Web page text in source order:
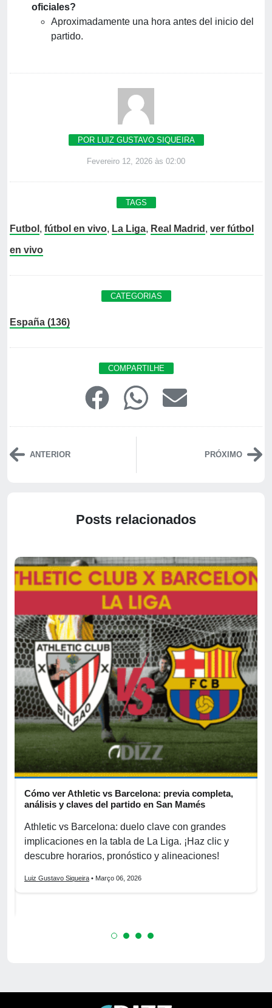
oficiales?
Aproximadamente una hora antes del inicio del
partido.
POR LUIZ GUSTAVO SIQUEIRA
Fevereiro 12, 2026 às 02:00
TAGS
Futbol , fútbol en vivo, La Liga, Real Madrid , ver fútbol
en vivo
CATEGORIAS
España (136)
COMPARTILHE
ANTERIOR PRÓXIMO
Posts relacionados
Cómo ver Athletic vs Barcelona: previa completa,
análisis y claves del partido en San Mamés
Athletic vs Barcelona: duelo clave con grandes
implicaciones en la tabla de La Liga. ¡Haz clic y
descubre horarios, pronóstico y alineaciones!
Luiz Gustavo Siqueira • Março 06, 2026